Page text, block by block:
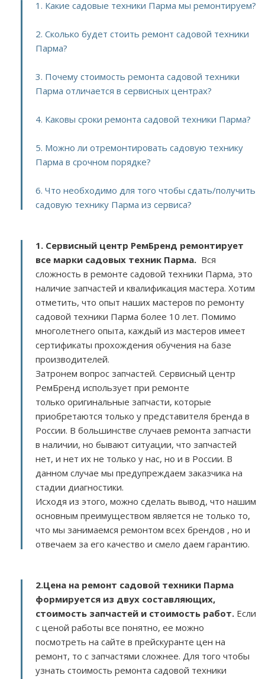
1. Какие садовые техники Парма мы ремонтируем?
2. Сколько будет стоить ремонт садовой техники
Парма?
3. Почему стоимость ремонта садовой техники
Парма отличается в сервисных центрах?
4. Каковы сроки ремонта садовой техники Парма?
5. Можно ли отремонтировать садовую технику
Парма в срочном порядке?
6. Что необходимо для того чтобы сдать/получить
садовую технику Парма из сервиса?
1. Сервисный центр РемБренд ремонтирует
все марки садовых техник Парма. Вся
сложность в ремонте садовой техники Парма, это
наличие запчастей и квалификация мастера. Хотим
отметить, что опыт наших мастеров по ремонту
садовой техники Парма более 10 лет. Помимо
многолетнего опыта, каждый из мастеров имеет
сертификаты прохождения обучения на базе
производителей.
Затронем вопрос запчастей. Сервисный центр
РемБренд использует при ремонте
только оригинальные запчасти, которые
приобретаются только у представителя бренда в
России. В большинстве случаев ремонта запчасти
в наличии, но бывают ситуации, что запчастей
нет, и нет их не только у нас, но и в России. В
данном случае мы предупреждаем заказчика на
стадии диагностики.
Исходя из этого, можно сделать вывод, что нашим
основным преимуществом является не только то,
что мы занимаемся ремонтом всех брендов , но и
отвечаем за его качество и смело даем гарантию.
2.Цена на ремонт садовой техники Парма
формируется из двух составляющих,
стоимость запчастей и стоимость работ. Если
с ценой работы все понятно, ее можно
посмотреть на сайте в прейскуранте цен на
ремонт, то с запчастями сложнее. Для того чтобы
узнать стоимость ремонта садовой техники